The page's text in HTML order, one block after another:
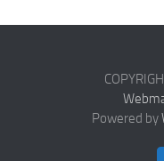
Powered by